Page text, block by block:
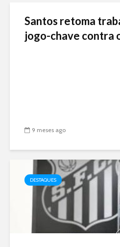
Santos retoma
jogo-chave contra
9 meses ago
DESTAQUES